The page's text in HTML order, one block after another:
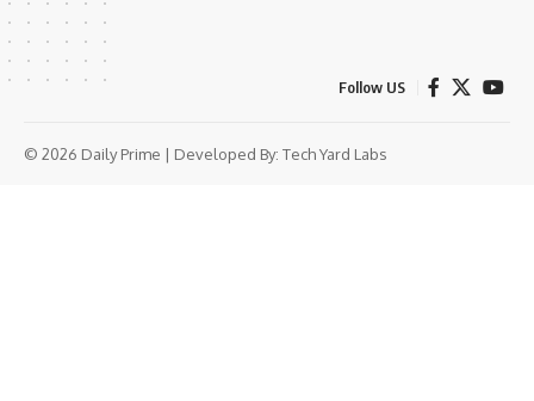
Follow US
© 2026 Daily Prime | Developed By: Tech Yard Labs